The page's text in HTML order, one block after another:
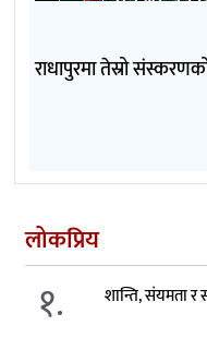
राधापुरमा तेस्रो
लोकप्रिय
१. शान्ति, संयमता र